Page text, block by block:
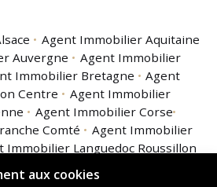
aux cookies
Agent Immobilier Aquitaine
Auvergne
Agent Immobilier
Immobilier Bretagne
Agent
Centre
Agent Immobilier
Agent Immobilier Corse
Comté
Agent Immobilier
Immobilier Languedoc Roussillon
Limousin
Agent Immobilier